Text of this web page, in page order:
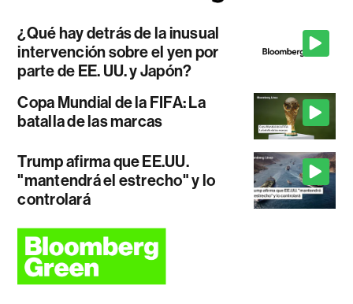
¿Qué hay detrás de la inusual
intervención sobre el yen por
parte de EE. UU. y Japón?
Copa Mundial de la FIFA: La
batalla de las marcas
Trump afirma que EE.UU.
"mantendrá el estrecho" y lo
controlará